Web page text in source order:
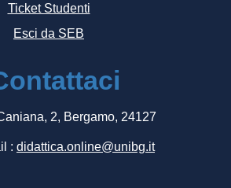
Ticket Studenti
Esci da SEB
2, Bergamo, 24127
: didattica.online@unibg.it